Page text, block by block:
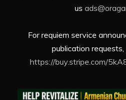
us
For requiem service
publication
https://buy.stripe.com/